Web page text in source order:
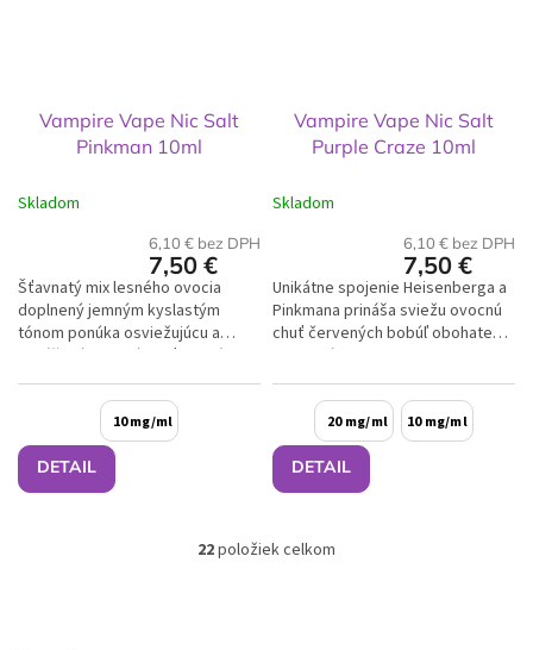
Vampire Vape Nic Salt
Pinkman 10ml
Skladom
6,10 € bez DPH
7,50 €
DETAIL
Šťavnatý mix lesného ovocia
doplnený jemným kyslastým
tónom ponúka osviežujúcu a
vyváženú ovocnú chuť, ktorá je
ideálna na každodenné
10 mg/ml
Vampire Vape Nic Salt
Purple Craze 10ml
Skladom
6,10 € bez DPH
7,50 €
DETAIL
Unikátne spojenie Heisenberga a
Pinkmana prináša sviežu ovocnú
chuť červených bobúľ obohatenú
o intenzívny mentol a eukalyptus,
čím vzniká...
20 mg/ml 10 mg/ml
O
22položiek celkom